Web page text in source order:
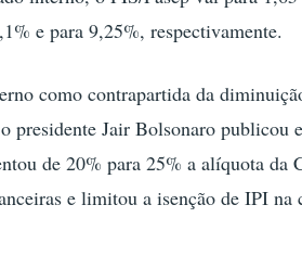
e para 9,25%, respectivamente.
como contrapartida da
presidente Jair Bolsonaro publicou
de 20% para 25% a alíquota da
e limitou a isenção de IPI na